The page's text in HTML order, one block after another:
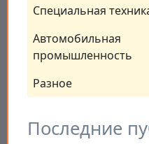
Специальная
Автомобильная
промышленность
Разное
Последние